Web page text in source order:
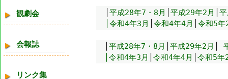
観劇会
会報誌
リンク集
平成28年7・8月 平成29年2月
│令和4年3月
令和4年4月 令和5年
平成28年7・8月 平成29年2月
│令和4年3月
令和4年4月 令和5年